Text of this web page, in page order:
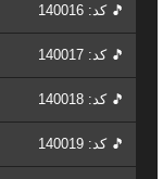
🎵 کد: 140016
🎵 کد: 140017
🎵 کد: 140018
🎵 کد: 140019